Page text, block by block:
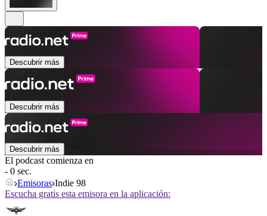
Descubrir más
Descubrir más
Descubrir más
El podcast comienza en
- 0 sec.
Emisoras Indie 98
Escucha gratis esta emisora en la aplicación: